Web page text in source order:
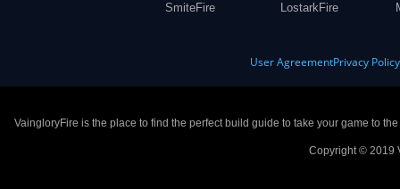
SmiteFire
LostarkFire
User AgreementPrivacy Policy
VaingloryFire is the place to find the perfect build guide to take your game to
Copyright © 2019